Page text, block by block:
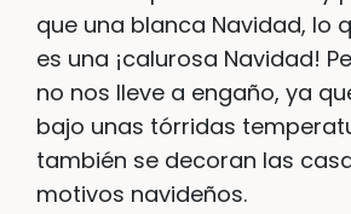
que una blanca Navidad, lo
es una ¡calurosa Navidad!
no nos lleve a engaño, ya
bajo unas tórridas
también se decoran las
motivos navideños.